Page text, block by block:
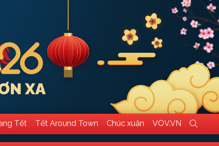
Tết Tết Around Town Chúc xuân VOV.VN